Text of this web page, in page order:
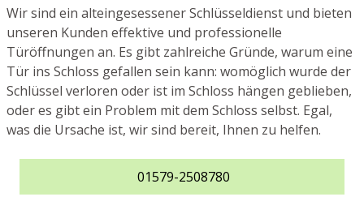
Wir sind ein alteingesessener Schlüsseldienst und bieten
unseren Kunden effektive und professionelle
Türöffnungen an. Es gibt zahlreiche Gründe, warum eine
Tür ins Schloss gefallen sein kann: womöglich wurde der
Schlüssel verloren oder ist im Schloss hängen geblieben,
oder es gibt ein Problem mit dem Schloss selbst. Egal,
was die Ursache ist, wir sind bereit, Ihnen zu helfen.
01579-2508780